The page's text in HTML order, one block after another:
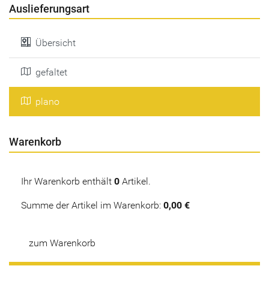
Auslieferungsart
Übersicht
gefaltet
plano
Warenkorb
Ihr Warenkorb enthält 0 Artikel.
Summe der Artikel im Warenkorb: 0,00 €
zum Warenkorb